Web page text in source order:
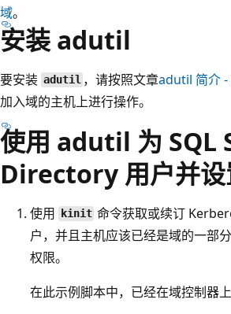
域。
安装 adutil
要安装 adutil ，请按照文章adutil 简介
加入域的主机上进行操作。
使用 adutil 为 SQL
Directory 用户并设
使用 kinit 命令获取或续订
户，并且主机应该已经是域的一部
权限。
在此示例脚本中，已经在域控制器